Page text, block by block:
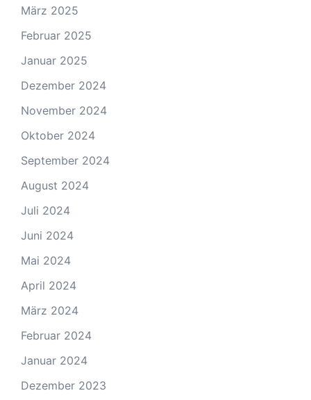
März 2025
Februar 2025
Januar 2025
Dezember 2024
November 2024
Oktober 2024
September 2024
August 2024
Juli 2024
Juni 2024
Mai 2024
April 2024
März 2024
Februar 2024
Januar 2024
Dezember 2023